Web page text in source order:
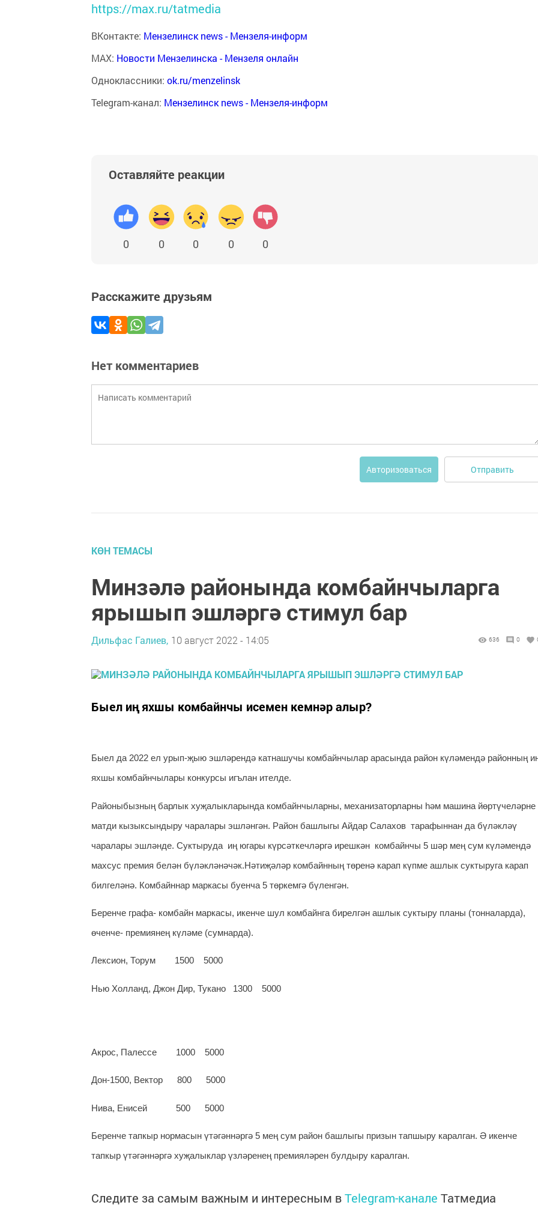
https://max.ru/tatmedia
ВКонтакте: Мензелинск news - Мензеля-информ
MAX: Новости Мензелинска - Мензеля онлайн
Одноклассники: ok.ru/menzelinsk
Telegram-канал: Мензелинск news - Мензеля-информ
Оставляйте реакции
0 0 0 0 0
Расскажите друзьям
Нет комментариев
Авторизоваться Отправить
КӨН ТЕМАСЫ
Минзәлә районында комбайнчыларга
ярышып эшләргә стимул бар
Дильфас Галиев, 10 август 2022 - 14:05 636 0
Быел иң яхшы комбайнчы исемен кемнәр алыр?
Быел да 2022 ел урып-җыю эшләрендә катнашучы комбайнчылар арасында район күләмендә районның
яхшы комбайнчылары конкурсы игълан ителде.
Районыбызның барлык хуҗалыкларында комбайнчыларны, механизаторларны һәм машина йөртүчеләрне
матди кызыксындыру чаралары эшләнгән. Район башлыгы Айдар Салахов тарафыннан да бүләкләү
чаралары эшләнде. Суктыруда иң югары күрсәткечләргә ирешкән комбайнчы 5 шәр мең сум күләмендә
махсус премия белән бүләкләнәчәк.Нәтиҗәләр комбайнның төренә карап күпме ашлык суктыруга карап
билгеләнә. Комбайннар маркасы буенча 5 төркемгә бүленгән.
Беренче графа- комбайн маркасы, икенче шул комбайнга бирелгән ашлык суктыру планы (тонналарда),
өченче- премиянең күләме (сумнарда).
Лексион, Торум 1500 5000
Нью Холланд, Джон Дир, Тукано 1300 5000
Акрос, Палессе 1000 5000
Дон-1500, Вектор 800 5000
Нива, Енисей 500 5000
Беренче тапкыр нормасын үтәгәннәргә 5 мең сум район башлыгы призын тапшыру каралган. Ә икенче
тапкыр үтәгәннәргә хуҗалыклар үзләренең премияләрен булдыру каралган.
Следите за самым важным и интересным вTelegram-канале Татмедиа